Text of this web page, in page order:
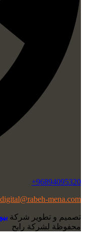
96894095320+
mena.com
تصميم و تطوير شركة
ﻣﺤﻔﻮﻇﺔ لشرﻛﺔ رابح